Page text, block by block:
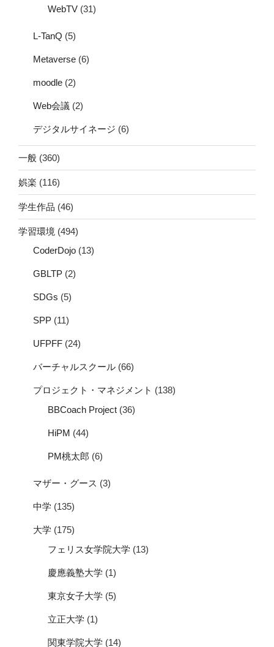
WebTV (31)
L-TanQ (5)
Metaverse (6)
moodle (2)
Web会議 (2)
デジタルサイネージ (6)
一般 (360)
娯楽 (116)
学生作品 (46)
学習環境 (494)
CoderDojo (13)
GBLTP (2)
SDGs (5)
SPP (11)
UFPFF (24)
バーチャルスクール (66)
プロジェクト・マネジメント (138)
BBCoach Project (36)
HiPM (44)
PM桃太郎 (6)
マザー・グース (3)
中学 (135)
大学 (175)
フェリス女学院大学 (13)
慶應義塾大学 (1)
東京女子大学 (5)
立正大学 (1)
関東学院大学 (14)